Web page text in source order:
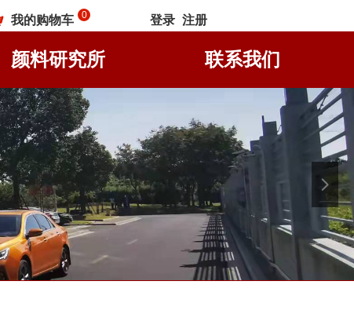
颜料研究所 联系我们
넲
我的购物车 0 登录 注册